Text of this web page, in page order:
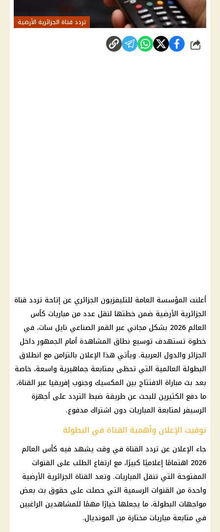
تردد قناة الجزائرية الأرضية
شارك
أعلنت المؤسسة العامة للتليفزيون الجزائري عن إتاحة تردد قناة
الجزائرية الأرضية ضمن خطتها لنقل عدد من مباريات كأس
العالم 2026 بشكل مجاني عبر القمر الصناعي نايل سات، في
خطوة تستهدف توسيع نطاق المشاهدة أمام الجمهور داخل
الجزائر والدول العربية. ويأتي هذا الإعلان بالتزامن مع انطلاق
البطولة العالمية التي تحظى بمتابعة جماهيرية واسعة، خاصة
بعد بث مباراة الافتتاح بين المكسيك وجنوب إفريقيا عبر القناة،
ما دفع الكثيرين للبحث عن طريقة ضبط التردد على أجهزة
الرسيفر لمتابعة المباريات دون اشتراك مدفوع.
توقيت الإعلان وأهمية القناة في البطولة
جاء الإعلان عن تردد القناة في وقت يشهد فيه كأس العالم
2026 اهتمامًا إعلاميًا كبيرًا، مع ارتفاع الطلب على القنوات
المفتوحة التي تنقل المباريات. وتعد القناة الجزائرية الأرضية
واحدة من القنوات الرسمية التي حصلت على حقوق بث بعض
مواجهات البطولة، ما يجعلها خيارًا مهمًا للمشاهدين الراغبين
في متابعة مباريات مختارة من المونديال.